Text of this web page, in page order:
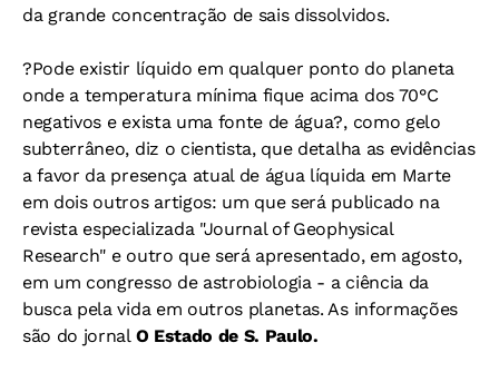
da grande concentração de sais dissolvidos.
?Pode existir líquido em qualquer ponto do planeta
onde a temperatura mínima fique acima dos 70°C
negativos e exista uma fonte de água?, como gelo
subterrâneo, diz o cientista, que detalha as evidências
a favor da presença atual de água líquida em Marte
em dois outros artigos: um que será publicado na
revista especializada "Journal of Geophysical
Research" e outro que será apresentado, em agosto,
em um congresso de astrobiologia - a ciência da
busca pela vida em outros planetas. As informações
são do jornal O Estado de S. Paulo.